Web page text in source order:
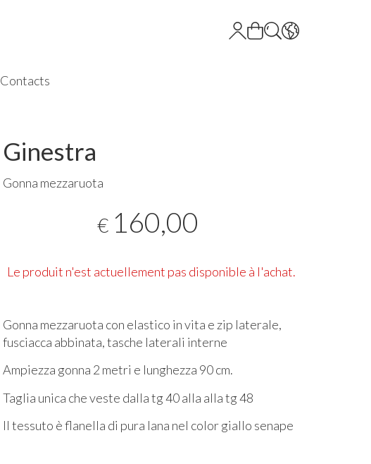
Contacts
Ginestra
Gonna mezzaruota
€ 160,00
Le produit n'est actuellement pas disponible à l'achat.
Gonna mezzaruota con elastico in vita e zip laterale,
fusciacca abbinata, tasche laterali interne
Ampiezza gonna 2 metri e lunghezza 90 cm.
Taglia unica che veste dalla tg 40 alla alla tg 48
Il tessuto è flanella di pura lana nel color giallo senape